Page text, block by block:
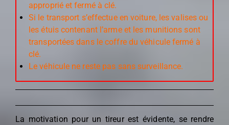
approprié et fermé à clé.
Si le transport s’effectue en voiture, les valises ou
les étuis contenant l’arme et les munitions sont
transportées dans le coffre du véhicule fermé à
clé.
Le véhicule ne reste pas sans surveillance.
La motivation pour un tireur est évidente, se rendre